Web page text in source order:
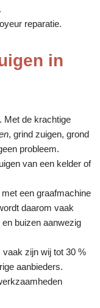
reparatie.
in
Met de krachtige
, grind zuigen, grond
probleem.
van een kelder of
een graafmachine
daarom vaak
buizen aanwezig
vaak zijn wij tot 30 %
aanbieders.